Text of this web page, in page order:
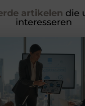
artikelen die
interesseren